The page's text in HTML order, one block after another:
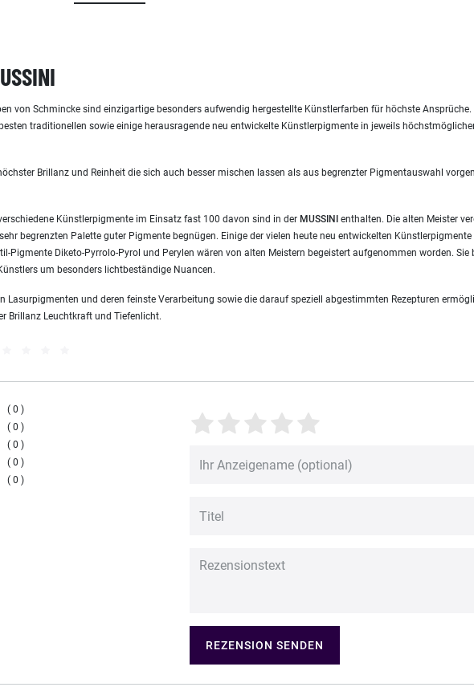
von Schmincke sind einzigartige besonders aufwendig hergestellte Künstlerfarben für höchste Ansprüche.
traditionellen sowie einige herausragende neu entwickelte Künstlerpigmente in jeweils
Brillanz und Reinheit die sich auch besser mischen lassen als aus begrenzter Pigmentauswahl
Künstlerpigmente im Einsatz fast 100 davon sind in der MUSSINI enthalten. Die alten Meister
begrenzten Palette guter Pigmente begnügen. Einige der vielen heute neu entwickelten Künstlerpigmente
Pigmente Diketo-Pyrrolo-Pyrol und Perylen wären von alten Meistern begeistert aufgenommen worden. Sie
um besonders lichtbeständige Nuancen.
Lasurpigmenten und deren feinste Verarbeitung sowie die darauf speziell abgestimmten Rezepturen
Brillanz Leuchtkraft und Tiefenlicht.
0
0
0
0
0
REZENSION SENDEN